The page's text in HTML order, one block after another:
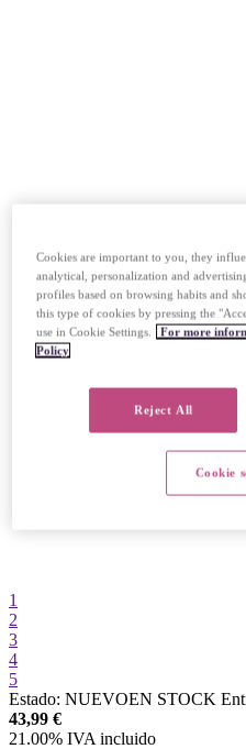
1
2
3
4
5
Estado: NUEVOEN STOCK
43,99 €
21.00% IVA incluido
Cookies are important to you, they
analytical, personalization and
profiles based on browsing habits and
this type of cookies by pressing the
use in Cookie Settings.
For more
Policy
Reject All
Cookie